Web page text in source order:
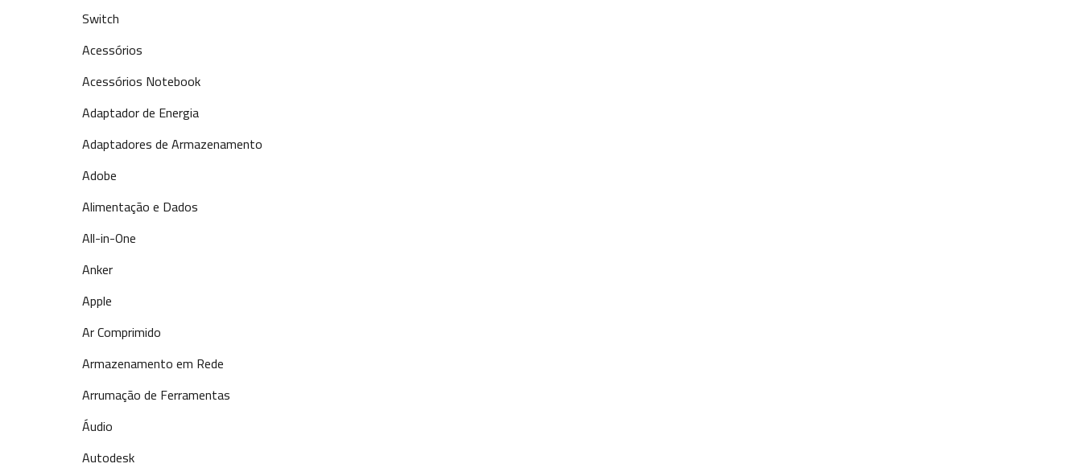
Switch
Acessórios
Acessórios Notebook
Adaptador de Energia
Adaptadores de Armazenamento
Adobe
Alimentação e Dados
All-in-One
Anker
Apple
Ar Comprimido
Armazenamento em Rede
Arrumação de Ferramentas
Áudio
Autodesk